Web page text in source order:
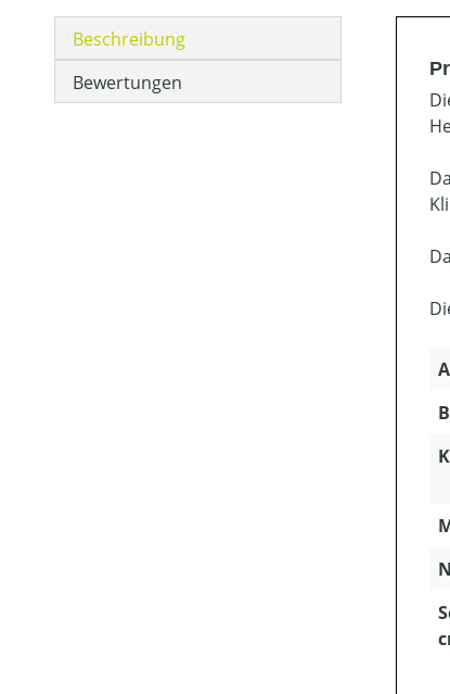
Beschreibung
Bewertungen